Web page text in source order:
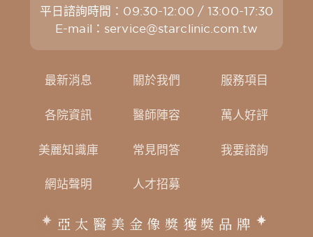
平日諮詢時間：09:30-12:00 / 13:00-17:30
E-mail： service@starclinic.com.tw
最新消息 關於我們 服務項目
各院資訊 醫師陣容 萬人好評
美麗知識庫 常見問答 我要諮詢
網站聲明 人才招募
亞太醫美金像獎獲獎品牌